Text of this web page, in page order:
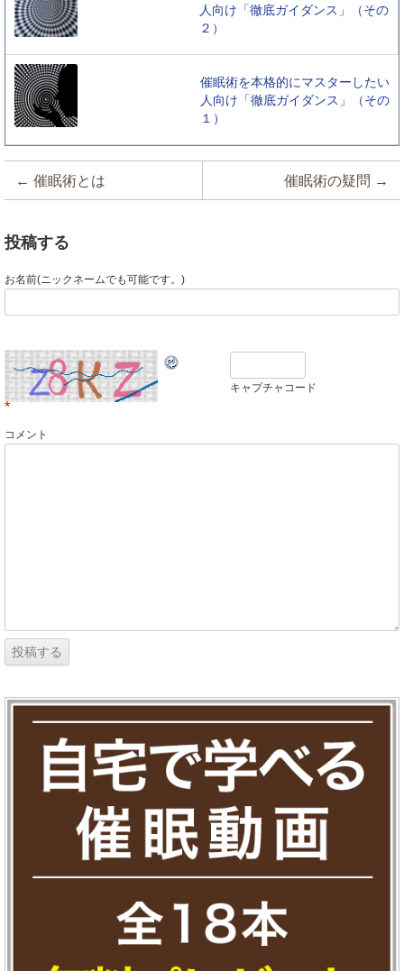
人向け「徹底ガイダンス」（その
２）
催眠術を本格的にマスターしたい
人向け「徹底ガイダンス」（その
１）
← 催眠術とは 催眠術の疑問 →
投稿する
お名前(ニックネームでも可能です。)
キャプチャコード
*
コメント